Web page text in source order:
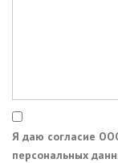
Я даю согласие
персональных